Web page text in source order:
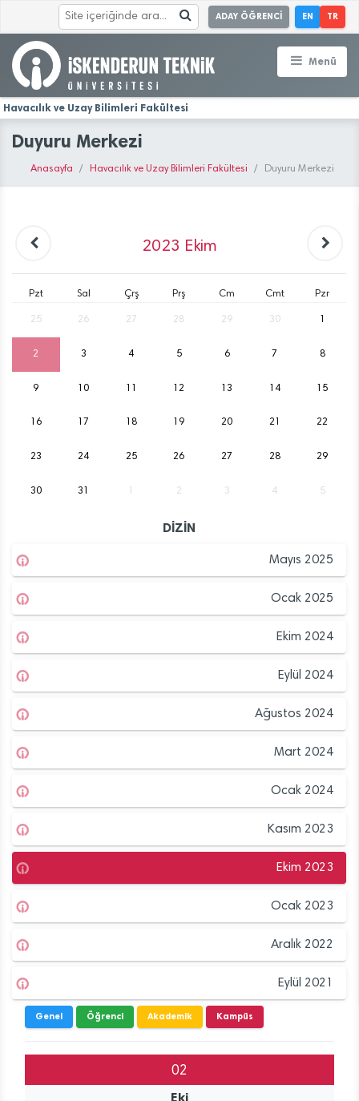
ADAY ÖĞRENCİ EN TR
Menü
Havacılık ve Uzay Bilimleri Fakültesi
Duyuru Merkezi
Anasayfa Havacılık ve Uzay Bilimleri Fakültesi Duyuru Merkezi
2023 Ekim
Pzt Sal Çrş Prş Cm Cmt Pzr
25 26 27 28 29 30
2 3 4 5 6 7 8
9 10 12 13 14 15
16 17 18 19 20 21 22
23 24 25 26 27 28 29
30 31 2 3 4 5
DİZİN
Mayıs 2025
Ocak 2025
Ekim 2024
Eylül 2024
Ağustos 2024
Mart 2024
Ocak 2024
Kasım 2023
Ekim 2023
Ocak 2023
Aralık 2022
Eylül 2021
Genel Öğrenci Akademik Kampüs
02
Eki